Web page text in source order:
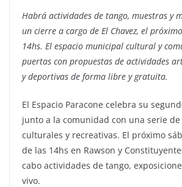
Habrá actividades de tango, muestras y
un cierre a cargo de El Chavez, el
14hs. El espacio municipal cultural y
puertas con propuestas de actividades
y deportivas de forma libre y gratuita.
El Espacio Paracone celebra su
junto a la comunidad con una serie
culturales y recreativas. El próximo
de las 14hs en Rawson y
cabo actividades de tango,
vivo.